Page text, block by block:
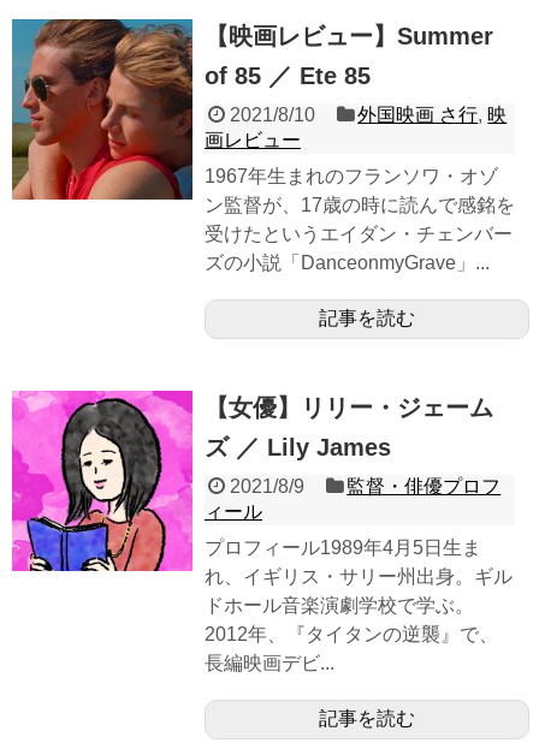
【映画レビュー】Summer
of 85 ／ Ete 85
2021/8/10 外国映画 さ行, 映
画レビュー
1967年生まれのフランソワ・オゾ
ン監督が、17歳の時に読んで感銘を
受けたというエイダン・チェンバー
ズの小説「DanceonmyGrave」...
記事を読む
【女優】リリー・ジェーム
ズ ／ Lily James
2021/8/9
監督・俳優プロフ
ィール
プロフィール1989年4月5日生ま
れ、イギリス・サリー州出身。ギル
ドホール音楽演劇学校で学ぶ。
2012年、『タイタンの逆襲』で、
長編映画デビ...
記事を読む